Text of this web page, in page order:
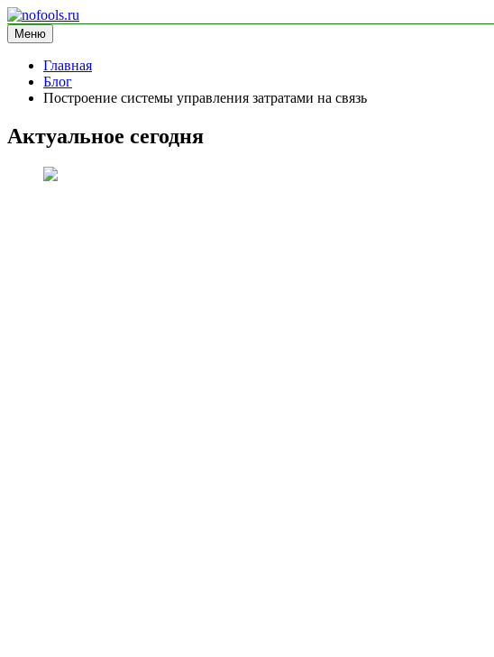
Перейти
к
содержимому
nofools.ru
блог про менеджмент
Меню
Главная
Блог
Построение системы управления затратами на связь
Актуальное сегодня